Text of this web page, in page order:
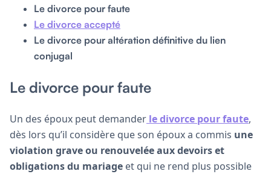
Le divorce pour faute
Le divorce accepté
Le divorce pour altération définitive du lien
conjugal
Le divorce pour faute
Un des époux peut demander le divorce pour faute,
dès lors qu’il considère que son époux a commis une
violation grave ou renouvelée aux devoirs et
obligations du mariage et qui ne rend plus possible